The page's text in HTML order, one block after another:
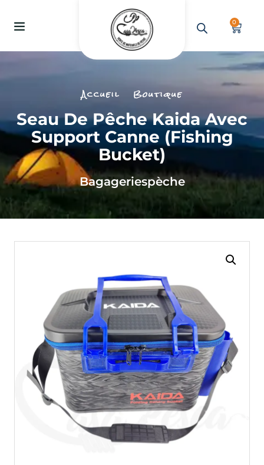
0
Accueil Boutique
Seau De Pêche Kaida Avec
Support Canne (Fishing
Bucket)
Bagageriespèche